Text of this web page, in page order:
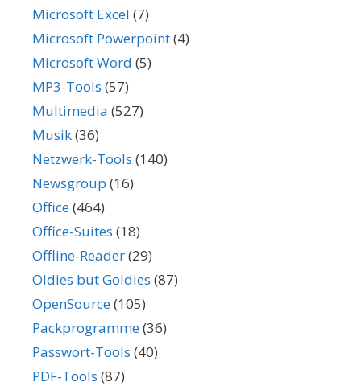
Microsoft Excel (7)
Microsoft Powerpoint(4)
Microsoft Word (5)
MP3-Tools (57)
Multimedia (527)
Musik(36)
Netzwerk-Tools (140)
Newsgroup (16)
Office(464)
Office-Suites (18)
Offline-Reader(29)
Oldies but Goldies (87)
OpenSource(105)
Packprogramme(36)
Passwort-Tools (40)
PDF-Tools (87)